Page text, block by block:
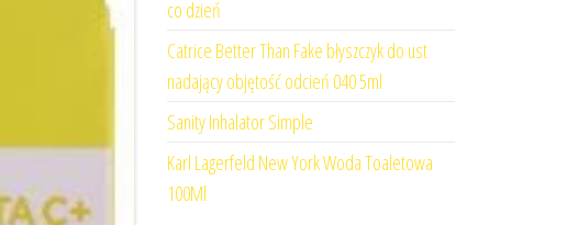
co dzień
Catrice Better Than Fake błyszczyk do ust
nadający objętość odcień 040 5ml
Sanity Inhalator Simple
Karl Lagerfeld New York Woda Toaletowa
100Ml